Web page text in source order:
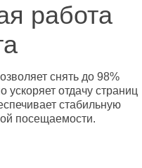
работа
снять до 98%
ускоряет отдачу страниц
стабильную
посещаемости.